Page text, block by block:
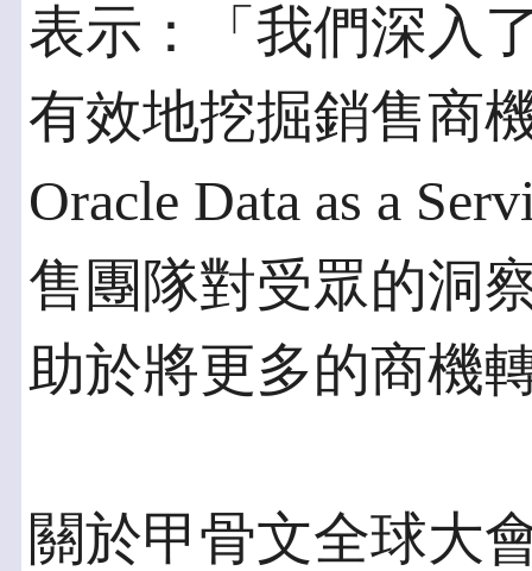
表示：「我們深入
有效地挖掘銷售商
Oracle Data as a
售團隊對受眾的洞
助於將更多的商機
關於甲骨文全球大